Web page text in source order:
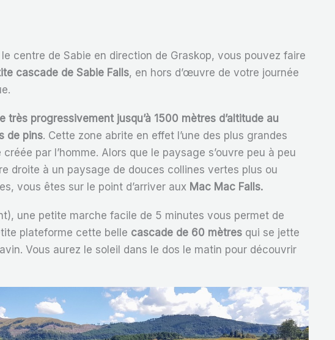
centre de Sabie en direction de Graskop, vous pouvez faire
cascade de Sabie Falls, en hors d’œuvre de votre journée
très progressivement jusqu’à 1500 mètres d’altitude au
de pins. Cette zone abrite en effet l’une des plus grandes
par l’homme. Alors que le paysage s’ouvre peu à peu
droite à un paysage de douces collines vertes plus ou
vous êtes sur le point d’arriver aux Mac Mac Falls.
une petite marche facile de 5 minutes vous permet de
plateforme cette belle cascade de 60 mètres qui se jette
Vous aurez le soleil dans le dos le matin pour découvrir